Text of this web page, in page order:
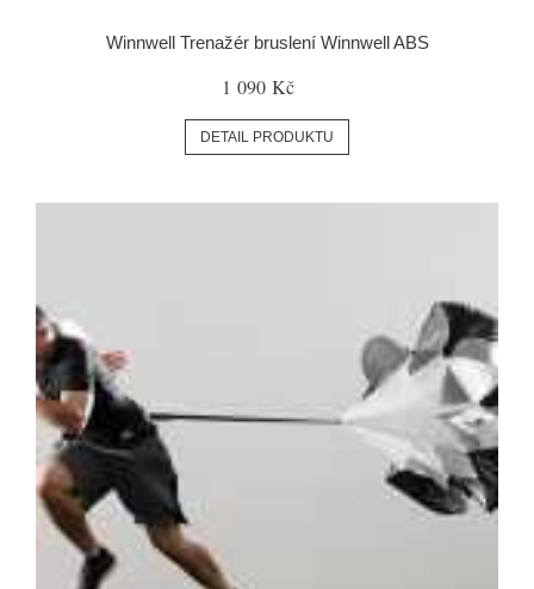
Winnwell Trenažér bruslení Winnwell ABS
1 090 Kč
DETAIL PRODUKTU